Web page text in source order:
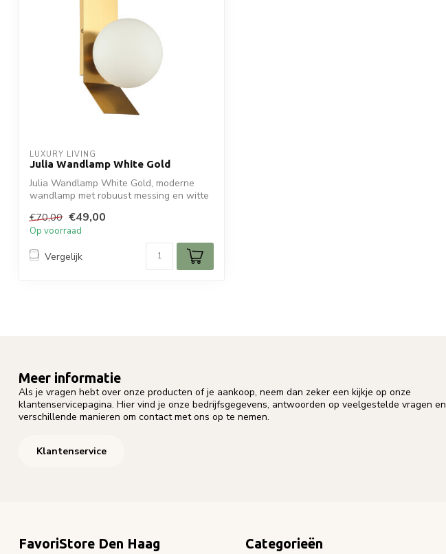
LUXURY LIVING
Julia Wandlamp White Gold
Julia Wandlamp White Gold, moderne
wandlamp met robuust messing en witte
€70,00 €49,00
Op voorraad
Vergelijk
Meer informatie
Als je vragen hebt over onze producten of je aankoop, neem dan zeker een kijkje op onze
klantenservicepagina. Hier vind je onze bedrijfsgegevens, antwoorden op veelgestelde vragen en
verschillende manieren om contact met ons op te nemen.
Klantenservice
FavoriStore Den Haag Categorieën